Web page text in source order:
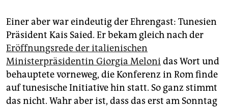
Einer aber war eindeutig der Ehrengast: Tunesien
Präsident Kais Saied. Er bekam gleich nach der
Eröffnungsrede der italienischen
Ministerpräsidentin Giorgia Melonidas Wort und
behauptete vorneweg, die Konferenz in Rom finde
auf tunesische Initiative hin statt. So ganz stimmt
das nicht. Wahr aber ist, dass das erst am Sonntag